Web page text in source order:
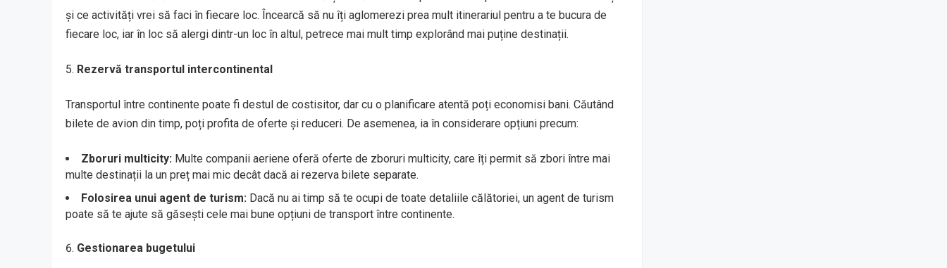
și ce activități vrei să faci în fiecare loc. Încearcă să nu îți aglomerezi prea mult itinerariul pentru a te bucura de
fiecare loc, iar în loc să alergi dintr-un loc în altul, petrece mai mult timp explorând mai puține destinații.
Rezervă transportul intercontinental
Transportul între continente poate fi destul de costisitor, dar cu o planificare atentă poți economisi bani. Căutând
bilete de avion din timp, poți profita de oferte și reduceri. De asemenea, ia în considerare opțiuni precum:
Zboruri multicity: Multe companii aeriene oferă oferte de zboruri multicity, care îți permit să zbori între mai
multe destinații la un preț mai mic decât dacă ai rezerva bilete separate.
Folosirea unui agent de turism: Dacă nu ai timp să te ocupi de toate detaliile călătoriei, un agent de turism
poate să te ajute să găsești cele mai bune opțiuni de transport între continente.
Gestionarea bugetului